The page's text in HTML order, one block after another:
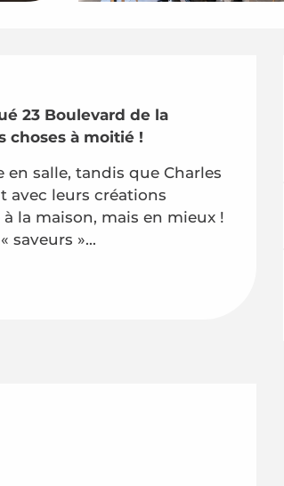
23 Boulevard de la
choses à moitié !
salle, tandis que Charles
avec leurs créations
la maison, mais en mieux !
saveurs »...